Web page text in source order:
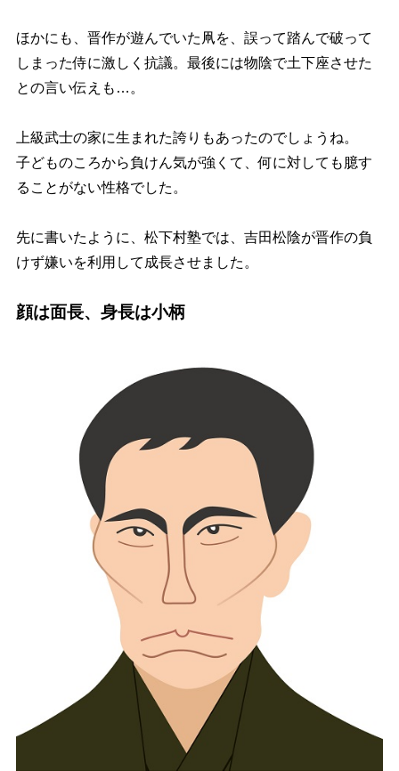
ほかにも、晋作が遊んでいた凧を、誤って踏んで破って
しまった侍に激しく抗議。 最後には物陰で土下座させた
との言い伝えも…。
上級武士の家に生まれた誇りもあったのでしょうね。
子どものころから負けん気が強くて、何に対しても臆す
ることがない性格でした。
先に書いたように、松下村塾では、吉田松陰が晋作の負
けず嫌いを利用して成長させました。
顔は面長、身長は小柄